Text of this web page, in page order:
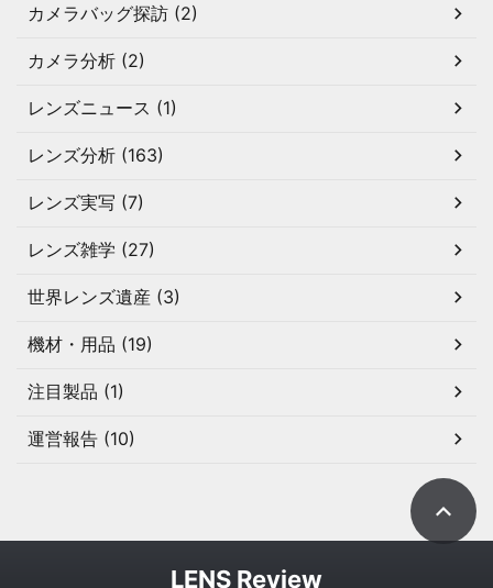
カメラバッグ探訪 (2)
カメラ分析 (2)
レンズニュース (1)
レンズ分析 (163)
レンズ実写 (7)
レンズ雑学 (27)
世界レンズ遺産 (3)
機材・用品 (19)
注目製品 (1)
運営報告 (10)
LENS Review